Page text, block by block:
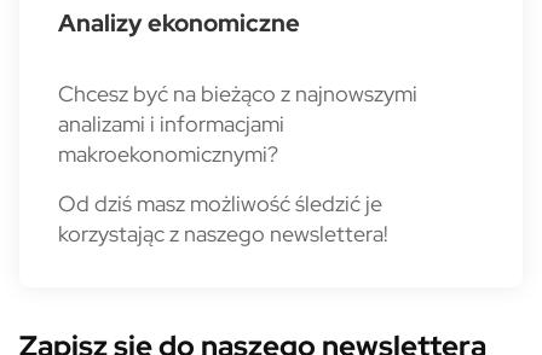
Analizy ekonomiczne
Chcesz być na bieżąco z najnowszymi
analizami i informacjami
makroekonomicznymi?
Od dziś masz możliwość śledzić je
korzystając z naszego newslettera!
Zapisz się do naszego newslettera